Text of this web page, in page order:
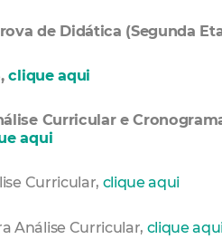
de Didática (Segunda
clique aqui
Curricular e
aqui
Curricular, clique aqui
Análise Curricular, clique